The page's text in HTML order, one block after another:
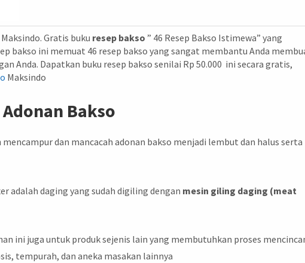
Gratis buku resep bakso ” 46 Resep Bakso Istimewa” yang
bakso ini memuat 46 resep bakso yang sangat membantu Anda
Anda. Dapatkan buku resep bakso senilai Rp 50.000 ini secara gratis,
Maksindo
Bakso
dan mancacah adonan bakso menjadi lembut dan halus serta
adalah daging yang sudah digiling dengan mesin giling daging (meat
ini juga untuk produk sejenis lain yang membutuhkan proses
tempurah, dan aneka masakan lainnya